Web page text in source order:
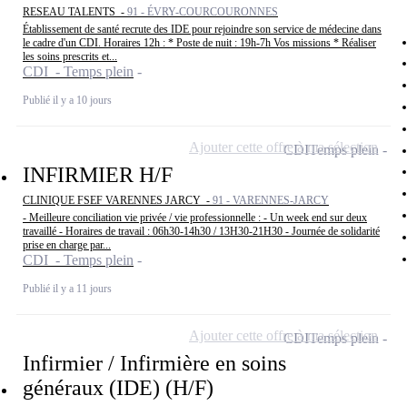
RESEAU TALENTS - 91 - ÉVRY-COURCOURONNES
Établissement de santé recrute des IDE pour rejoindre son service de médecine dans
le cadre d'un CDI. Horaires 12h : * Poste de nuit : 19h-7h Vos missions * Réaliser
les soins prescrits et...
CDI - Temps plein
Publié il y a 10 jours
INFIRMIER H/F
CLINIQUE FSEF VARENNES JARCY - 91 - VARENNES-JARCY
- Meilleure conciliation vie privée / vie professionnelle : - Un week end sur deux
travaillé - Horaires de travail : 06h30-14h30 / 13H30-21H30 - Journée de solidarité
prise en charge par...
CDI - Temps plein
Publié il y a 11 jours
CDITemps plein
Ajouter cette offre à ma sélection
Infirmier / Infirmière en soins
généraux (IDE) (H/F)
CDITemps plein
Ajouter cette offre à ma sélection